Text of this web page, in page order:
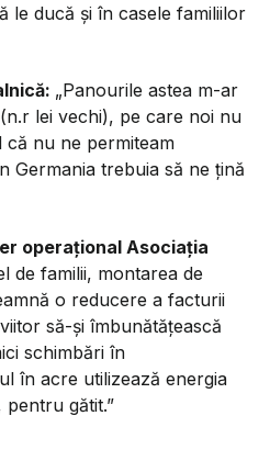
le ducă și în casele familiilor
„Panourile astea m-ar
lei vechi), pe care noi nu
că nu ne permiteam
Germania trebuia să ne țină
operațional Asociația
de familii, montarea de
o reducere a facturii
să-și îmbunătățească
schimbări în
în acre utilizează energia
gătit.”